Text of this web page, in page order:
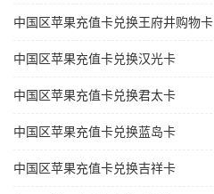
中国区苹果充值卡兑换王府井购物卡
中国区苹果充值卡兑换汉光卡
中国区苹果充值卡兑换君太卡
中国区苹果充值卡兑换蓝岛卡
中国区苹果充值卡兑换吉祥卡